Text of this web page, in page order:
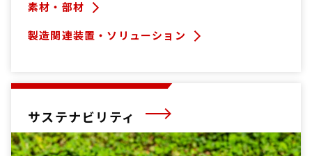
素材・部材
製造関連装置・ソリューション
サステナビリティ